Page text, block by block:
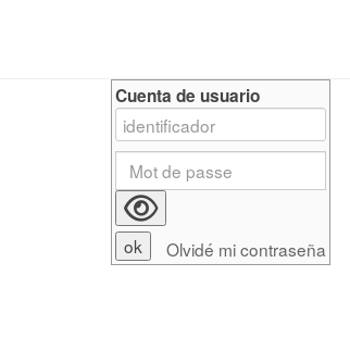
Cuenta de usuario
Olvidé mi contraseña